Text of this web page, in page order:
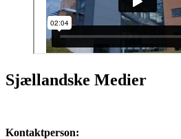
Sjællandske Medier
Kontaktperson: